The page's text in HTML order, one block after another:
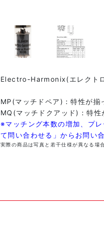
Electro-Harmonix(エレクト
MP(マッチドペア)：特性が揃
MQ(マッチドクアッド)：特
※マッチング本数の増加、プ
て問い合わせる」からお問い
実際の商品は写真と若干仕様が異なる場